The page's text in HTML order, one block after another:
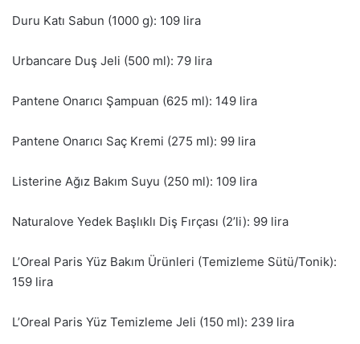
Duru Katı Sabun (1000 g): 109 lira
Urbancare Duş Jeli (500 ml): 79 lira
Pantene Onarıcı Şampuan (625 ml): 149 lira
Pantene Onarıcı Saç Kremi (275 ml): 99 lira
Listerine Ağız Bakım Suyu (250 ml): 109 lira
Naturalove Yedek Başlıklı Diş Fırçası (2’li): 99 lira
L’Oreal Paris Yüz Bakım Ürünleri (Temizleme Sütü/Tonik):
159 lira
L’Oreal Paris Yüz Temizleme Jeli (150 ml): 239 lira